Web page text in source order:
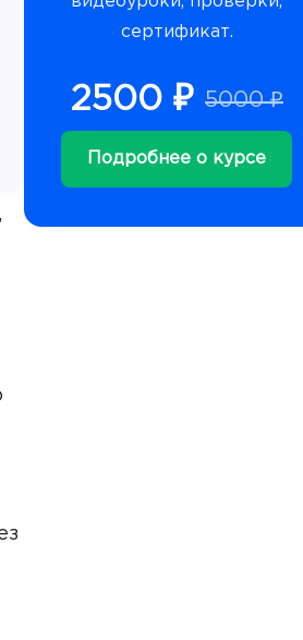
сертификат.
2500 ₽ 5000 ₽
Подробнее о курсе